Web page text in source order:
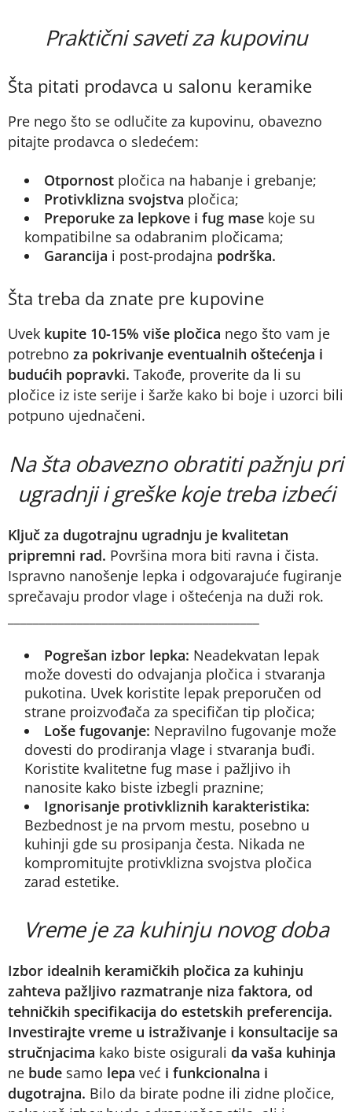
Praktični saveti za kupovinu
Šta pitati prodavca u salonu keramike
Pre nego što se odlučite za kupovinu, obavezno
pitajte prodavca o sledećem:
Otpornost pločica na habanje i grebanje;
Protivklizna svojstva pločica;
Preporuke za lepkove i fug mase koje su
kompatibilne sa odabranim pločicama;
Garancija i post-prodajna podrška.
Šta treba da znate pre kupovine
Uvek kupite 10-15% više pločica nego što vam je
potrebno za pokrivanje eventualnih oštećenja i
budućih popravki. Takođe, proverite da li su
pločice iz iste serije i šarže kako bi boje i uzorci bili
potpuno ujednačeni.
Na šta obavezno obratiti pažnju pri
ugradnji i greške koje treba izbeći
Ključ za dugotrajnu ugradnju je kvalitetan
pripremni rad. Površina mora biti ravna i čista.
Ispravno nanošenje lepka i odgovarajuće fugiranje
sprečavaju prodor vlage i oštećenja na duži rok.
Pogrešan izbor lepka: Neadekvatan lepak
može dovesti do odvajanja pločica i stvaranja
pukotina. Uvek koristite lepak preporučen od
strane proizvođača za specifičan tip pločica;
Loše fugovanje: Nepravilno fugovanje može
dovesti do prodiranja vlage i stvaranja buđi.
Koristite kvalitetne fug mase i pažljivo ih
nanosite kako biste izbegli praznine;
Ignorisanje protivkliznih karakteristika:
Bezbednost je na prvom mestu, posebno u
kuhinji gde su prosipanja česta. Nikada ne
kompromitujte protivklizna svojstva pločica
zarad estetike.
Vreme je za kuhinju novog doba
Izbor idealnih keramičkih pločica za kuhinju
zahteva pažljivo razmatranje niza faktora, od
tehničkih specifikacija do estetskih preferencija.
Investirajte vreme u istraživanje i konsultacije sa
stručnjacima kako biste osigurali da vaša kuhinja
ne bude samo lepa već i funkcionalna i
dugotrajna. Bilo da birate podne ili zidne pločice,